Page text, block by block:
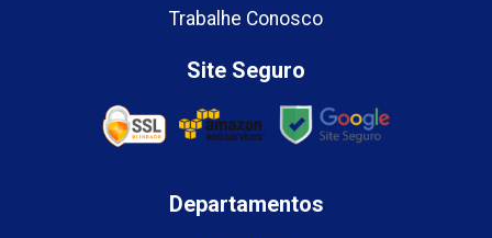
Trabalhe Conosco
Site Seguro
Departamentos